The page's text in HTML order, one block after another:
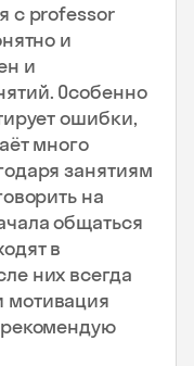
с professor
и
и
Особенно
ошибки,
много
занятиям
на
общаться
в
них всегда
мотивация
рекомендую